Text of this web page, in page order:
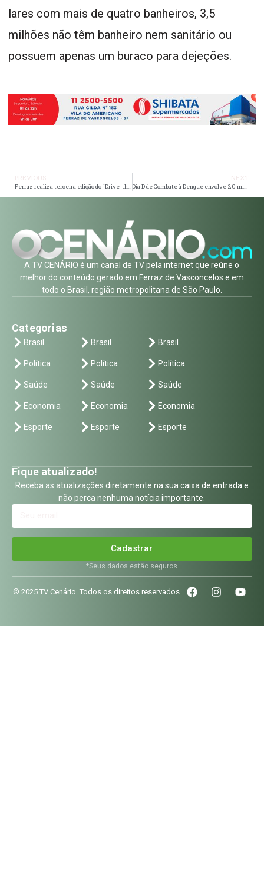
lares com mais de quatro banheiros, 3,5
milhões não têm banheiro nem sanitário ou
possuem apenas um buraco para dejeções.
Ferraz realiza terceira edição do “Drive-thru da Vistoria” com os profissionais do transporte escolar Dia D de Combate à Dengue envolve 20 mil alunos em Ferraz
A TV CENÁRIO é um canal de TV pela internet que reúne o
melhor do conteúdo gerado em Ferraz de Vasconcelos e em
todo o Brasil, região metropolitana de São Paulo.
Categorias
Brasil
Política
Saúde
Economia
Esporte
Brasil
Política
Saúde
Economia
Esporte
Brasil
Política
Saúde
Economia
Esporte
Fique atualizado!
Receba as atualizações diretamente na sua caixa de entrada e
não perca nenhuma notícia importante.
Cadastrar
*Seus dados estão seguros
© 2025 TV Cenário. Todos os direitos reservados.